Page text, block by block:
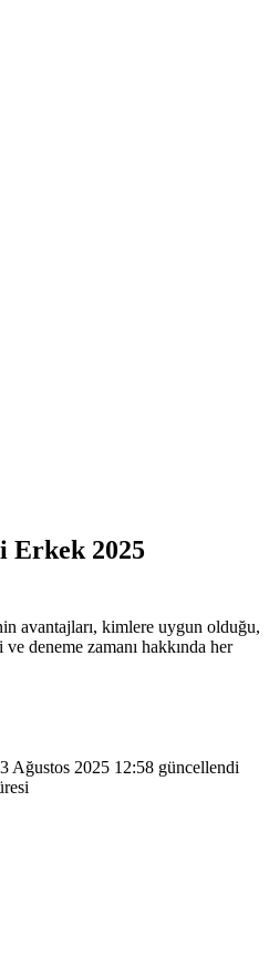
Erkek 2025
avantajları, kimlere uygun olduğu,
ve deneme zamanı hakkında her
Ağustos 2025 12:58 güncellendi